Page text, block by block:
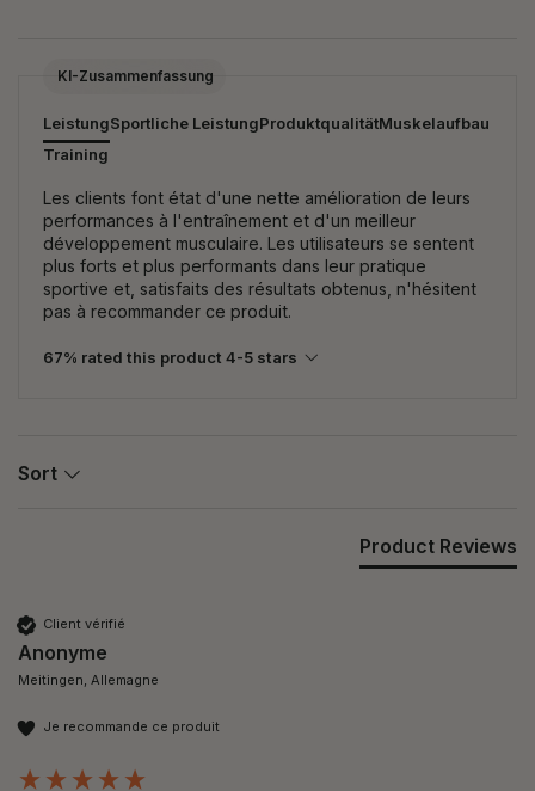
KI-Zusammenfassung
LeistungSportliche LeistungProduktqualitätMuskelaufbau
Training
Les clients font état d'une nette amélioration de leurs
performances à l'entraînement et d'un meilleur
développement musculaire. Les utilisateurs se sentent
plus forts et plus performants dans leur pratique
sportive et, satisfaits des résultats obtenus, n'hésitent
pas à recommander ce produit.
67% rated this product 4-5 stars
Sort
Product Reviews
Client vérifié
Anonyme
Meitingen, Allemagne
Je recommande ce produit